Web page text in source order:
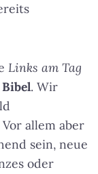
Links am Tag
Bibel. Wir
allem aber
sein, neue
oder